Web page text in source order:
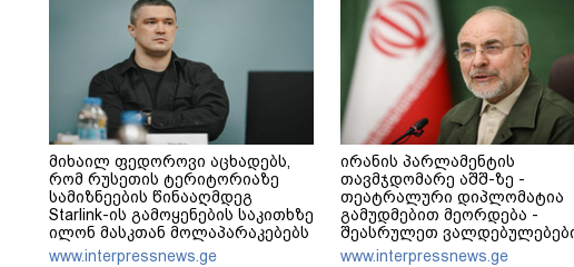
მიხაილ ფედოროვი აცხადებს,
რომ რუსეთის ტერიტორიაზე
სამიზნეების წინააღმდეგ
Starlink-ის გამოყენების საკითხზე
ილონ მასკთან მოლაპარაკებებს
აწარმოებს
www.interpressnews.ge
ირანის პარლამენტის
თავმჯდომარე აშშ-ზე -
თეატრალური დიპლომატია
გამუდმებით მეორდება -
შეასრულეთ
მეტი თეატრი არ გვჭირდება
www.interpressnews.ge